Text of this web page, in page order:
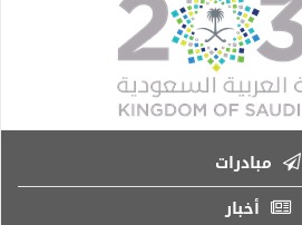
مبادرات
أخبار